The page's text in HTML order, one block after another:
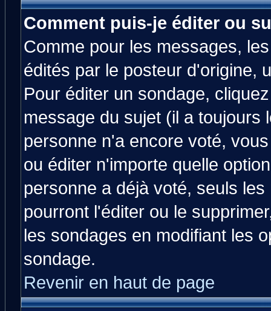
Comment puis-je éditer ou
Comme pour les messages,
édités par le posteur d'origine,
Pour éditer un sondage,
message du sujet (il a toujours
personne n'a encore voté,
ou éditer n'importe quelle
personne a déjà voté, seuls
pourront l'éditer ou le
les sondages en modifiant les
sondage.
Revenir en haut de page